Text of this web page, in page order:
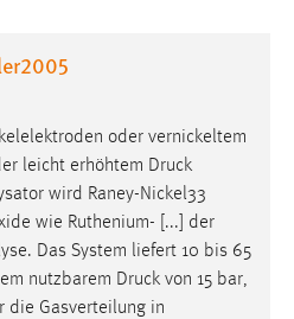
oder vernickeltem
leicht erhöhtem Druck
wird Raney-Nickel33
wie Ruthenium- [...] der
Das System liefert 10 bis 65
nutzbarem Druck von 15 bar,
die Gasverteilung in